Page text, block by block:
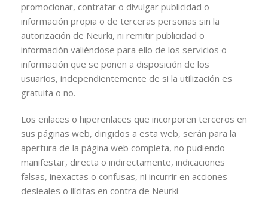
promocionar, contratar o divulgar publicidad o
información propia o de terceras personas sin la
autorización de Neurki, ni remitir publicidad o
información valiéndose para ello de los servicios o
información que se ponen a disposición de los
usuarios, independientemente de si la utilización es
gratuita o no.
Los enlaces o hiperenlaces que incorporen terceros en
sus páginas web, dirigidos a esta web, serán para la
apertura de la página web completa, no pudiendo
manifestar, directa o indirectamente, indicaciones
falsas, inexactas o confusas, ni incurrir en acciones
desleales o ilícitas en contra de Neurki